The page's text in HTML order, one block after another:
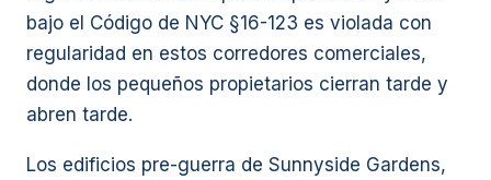
bajo el Código de NYC §16-123 es violada con
regularidad en estos corredores comerciales,
donde los pequeños propietarios cierran tarde y
abren tarde.
Los edificios pre-guerra de Sunnyside Gardens,